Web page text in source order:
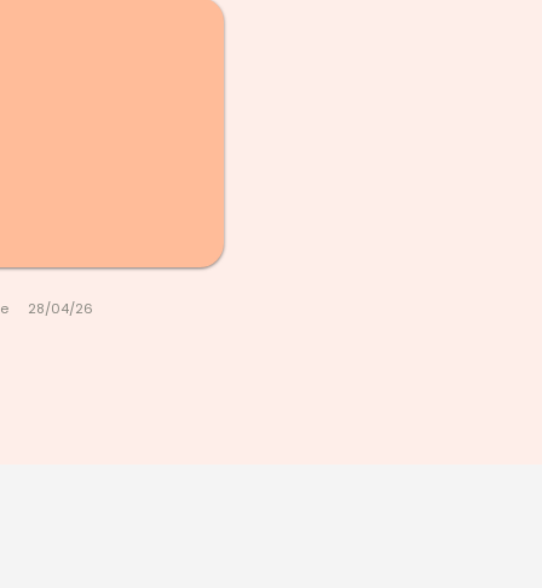
28/04/26